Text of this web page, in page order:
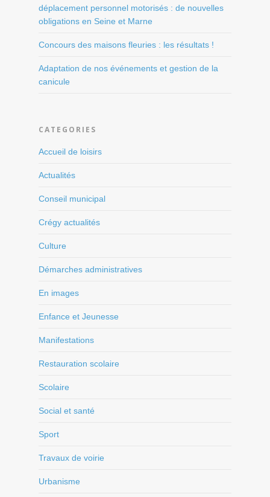
déplacement personnel motorisés : de nouvelles
obligations en Seine et Marne
Concours des maisons fleuries : les résultats !
Adaptation de nos événements et gestion de la
canicule
CATEGORIES
Accueil de loisirs
Actualités
Conseil municipal
Crégy actualités
Culture
Démarches administratives
En images
Enfance et Jeunesse
Manifestations
Restauration scolaire
Scolaire
Social et santé
Sport
Travaux de voirie
Urbanisme